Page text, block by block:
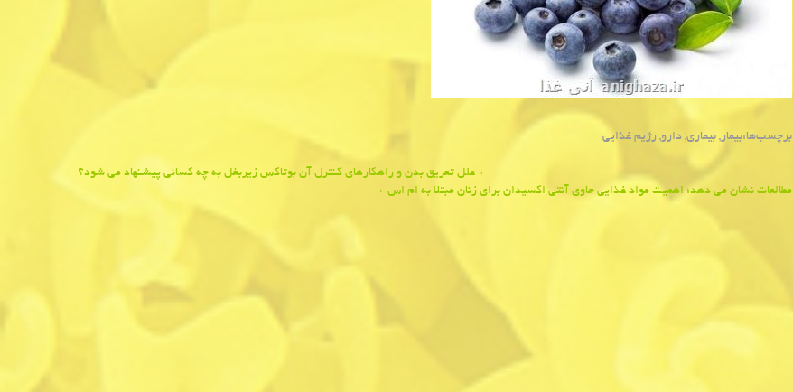
برچسب‌ها:بیمار, بیماری, دارو, رژیم غذایی
navigation
← علل تعریق بدن و راهكارهای كنترل آن بوتاكس زیربغل به چه كسانی پیشنهاد می شود؟
مطالعات نشان می دهد؛ اهمیت مواد غذایی حاوی آنتی اكسیدان برای زنان مبتلا به ام اس →